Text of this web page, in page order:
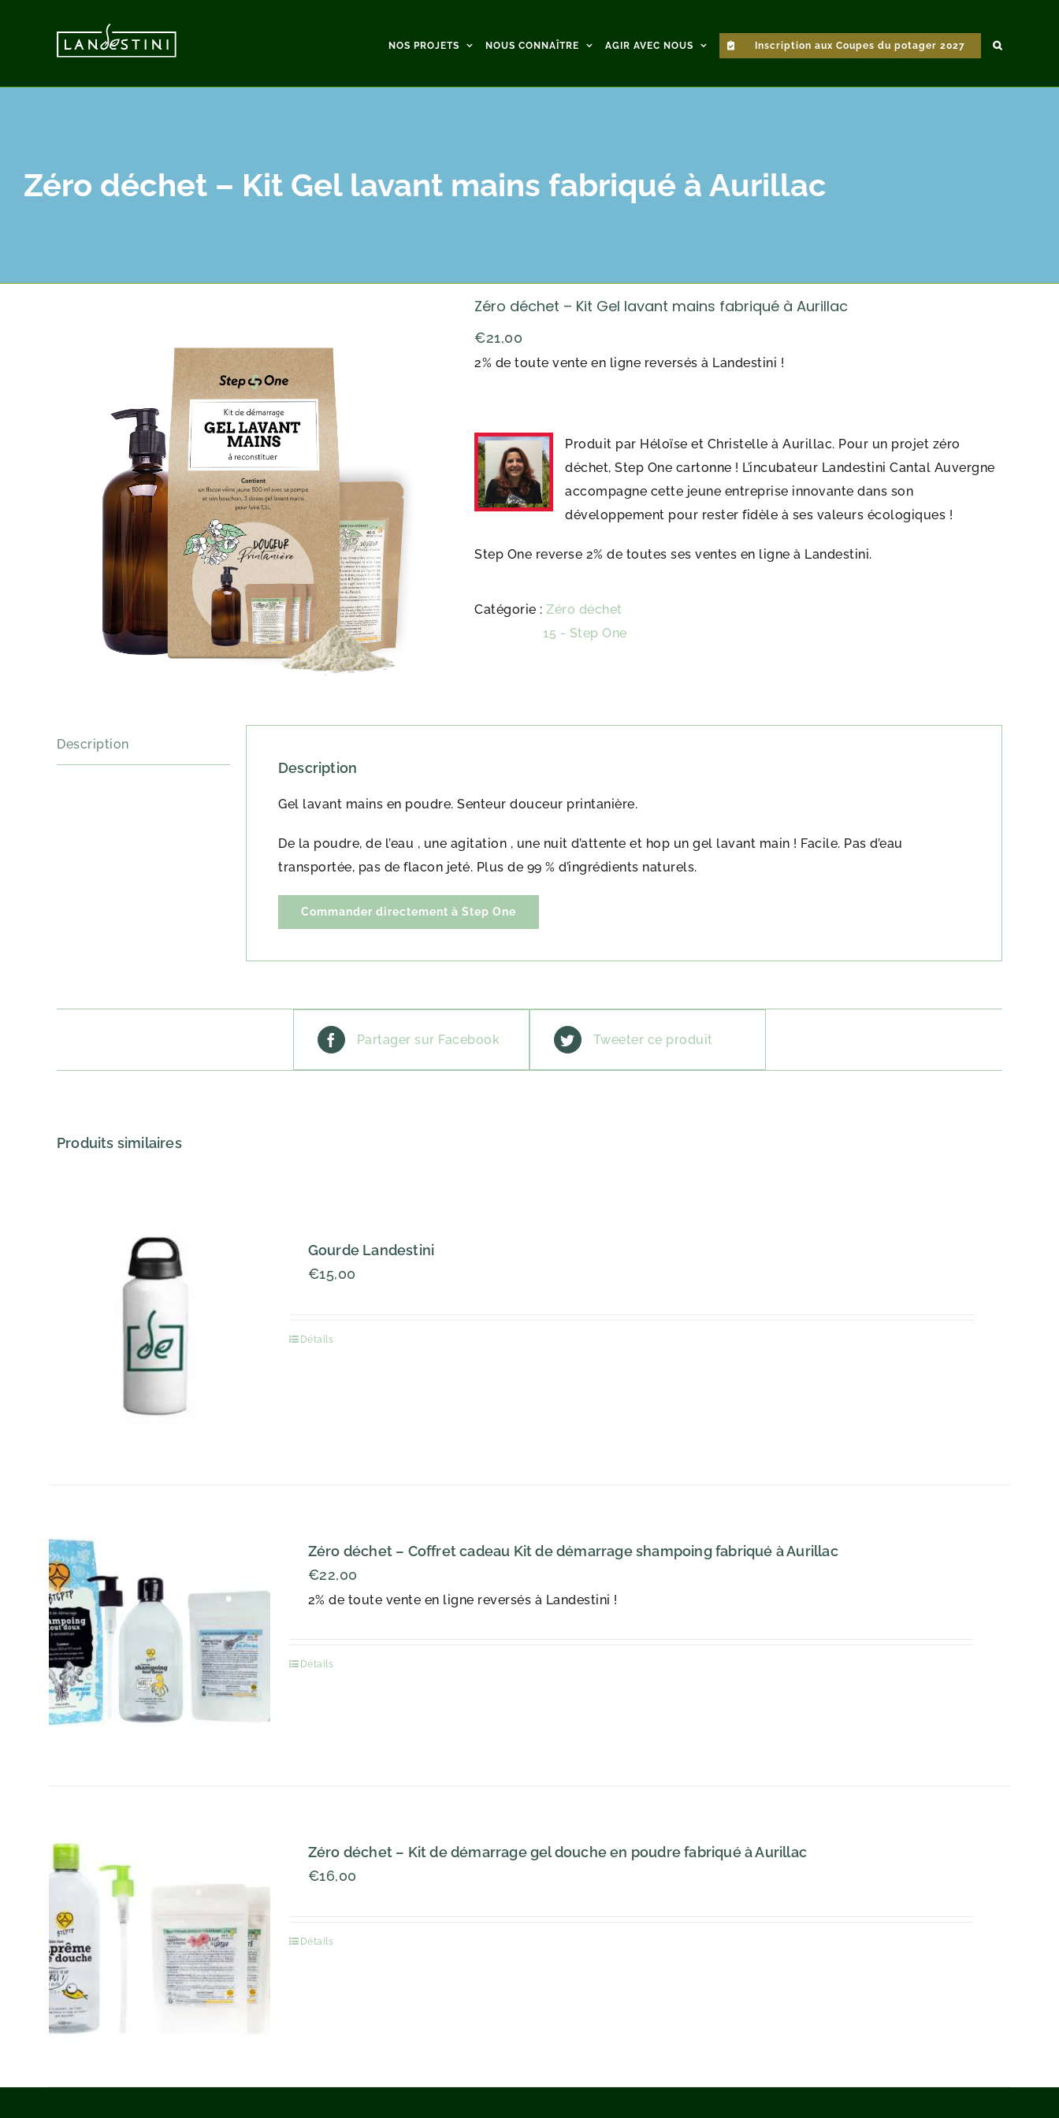
NOS PROJETS NOUS CONNAÎTRE AGIR AVEC NOUS Inscription aux Coupes du potager 2027
Zéro déchet – Kit Gel lavant mains fabriqué à Aurillac
Zéro déchet – Kit Gel lavant mains fabriqué à Aurillac
2% de toute vente en ligne reversés à Landestini !
€21,00
Produit par Héloïse et Christelle à Aurillac. Pour un projet zéro
déchet, Step One cartonne ! L’incubateur Landestini Cantal Auvergne
accompagne cette jeune entreprise innovante dans son
développement pour rester fidèle à ses valeurs écologiques !
Step One reverse 2% de toutes ses ventes en ligne à Landestini.
Catégorie : Zéro déchet
15 - Step One
Description
Description
Gel lavant mains en poudre. Senteur douceur printanière.
De la poudre, de l’eau , une agitation , une nuit d’attente et hop un gel lavant main ! Facile. Pas d’eau
transportée, pas de flacon jeté. Plus de 99 % d’ingrédients naturels.
Commander directement à Step One
Partager sur Facebook Tweeter ce produit
Produits similaires
Gourde Landestini
€15,00
Détails
Zéro déchet – Coffret cadeau Kit de démarrage shampoing fabriqué à Aurillac
2% de toute vente en ligne reversés à Landestini !
€22,00
Détails
Zéro déchet – Kit de démarrage gel douche en poudre fabriqué à Aurillac
€16,00
Détails